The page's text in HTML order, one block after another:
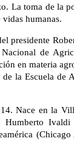
La toma de la
humanas.
presidente
de
en materia
la Escuela de
Nace en la
Humberto